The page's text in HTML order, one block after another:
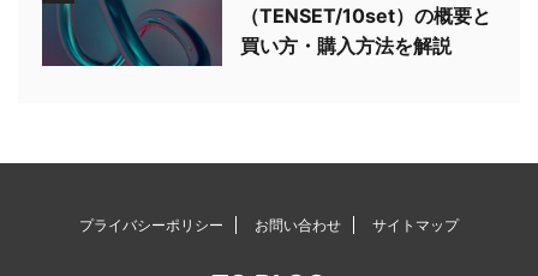
（TENSET/10set）の概要と
買い方・購入方法を解説
プライバシーポリシー お問い合わせ サイトマップ